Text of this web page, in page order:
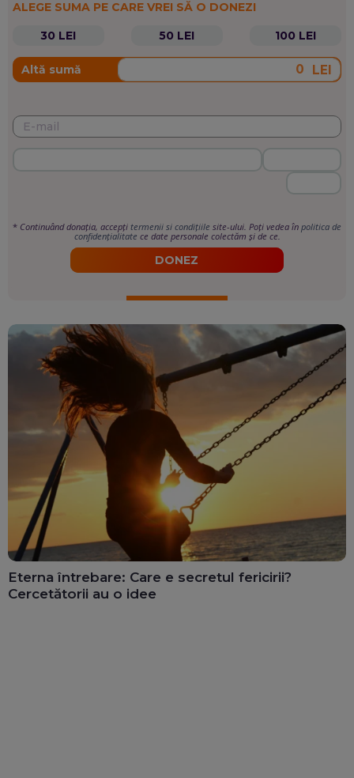
ALEGE SUMA PE CARE VREI SĂ O DONEZI
30 LEI
50 LEI 100 LEI
Altă sumă LEI
* Continuând donația, accepți termenii si condițiile site-ului. Poți vedea în politica de
confidențialitate ce date personale colectăm și de ce.
DONEZ
Eterna întrebare: Care e secretul fericirii?
Cercetătorii au o idee